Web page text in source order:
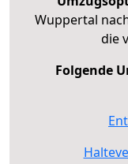
Wuppertal
die
Folgende